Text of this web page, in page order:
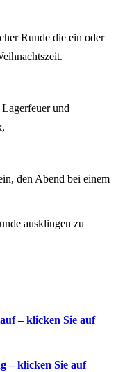
Runde die ein oder
und
den Abend bei einem
ausklingen zu
– klicken Sie auf
– klicken Sie auf